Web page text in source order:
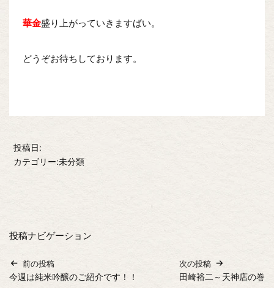
華金盛り上がっていきますばい。
どうぞお待ちしております。
投稿日:
カテゴリー:未分類
投稿ナビゲーション
前の投稿
今週は純米吟醸のご紹介です！！
次の投稿
田崎裕二～天神店の巻